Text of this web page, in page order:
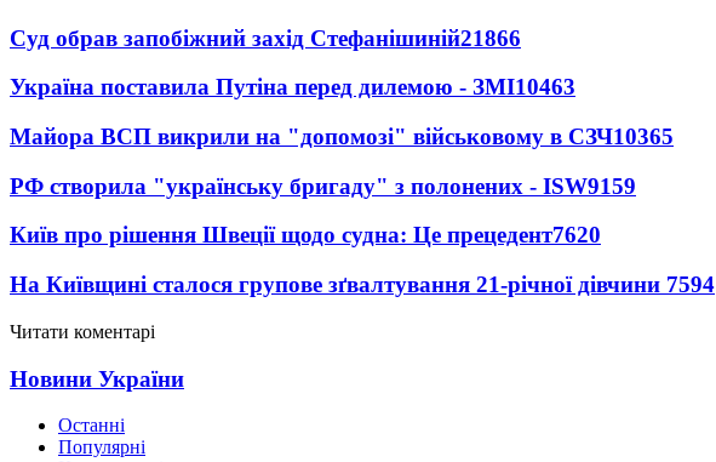
Суд обрав запобіжний захід Стефанішиній21866
Україна поставила Путіна перед дилемою - ЗМІ10463
Майора ВСП викрили на "допомозі" військовому в СЗЧ10365
РФ створила "українську бригаду" з полонених - ISW9159
Київ про рішення Швеції щодо судна: Це прецедент7620
На Київщині сталося групове зґвалтування 21-річної дівчини 7594
Читати коментарі
Новини України
Останні
Популярні